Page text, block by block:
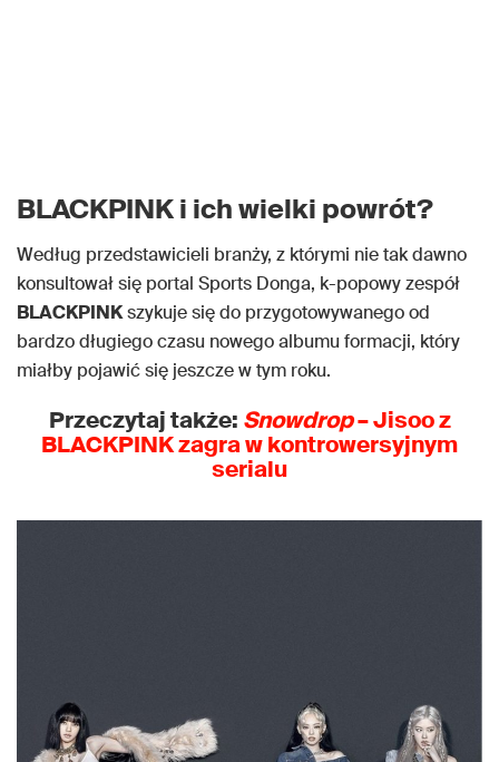
BLACKPINK i ich wielki powrót?
Według przedstawicieli branży, z którymi nie tak dawno
konsultował się portal Sports Donga, k-popowy zespół
BLACKPINKszykuje się do przygotowywanego od
bardzo długiego czasu nowego albumu formacji, który
miałby pojawić się jeszcze w tym roku.
Przeczytaj także: Snowdrop– Jisoo z
BLACKPINK zagra w kontrowersyjnym
serialu